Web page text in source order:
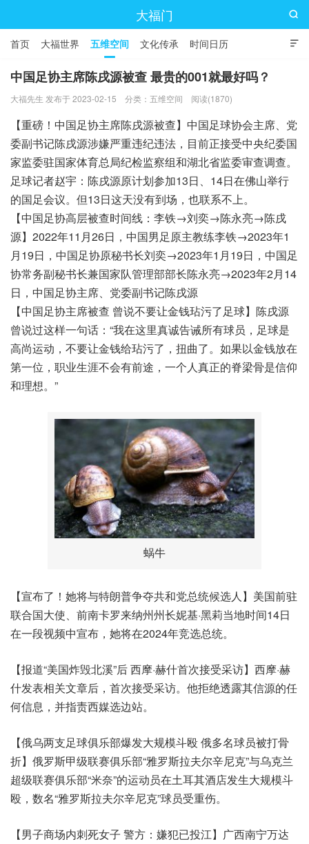
大福门

首页 大福世界 五维空间 文化传承 时间日历

中国足协主席陈戌源被查 最贵的001就最好吗？
大福先生 发布于 2023-02-15 分类： 五维空间 阅读(1870)
【重磅！中国足协主席陈戌源被查】中国足球协会主席、党
委副书记陈戌源涉嫌严重违纪违法，目前正接受中央纪委国
家监委驻国家体育总局纪检监察组和湖北省监委审查调查。
足球记者赵宇：陈戌源原计划参加13日、14日在佛山举行
的国足会议。但13日这天没有到场，也联系不上。
【中国足协高层被查时间线：李铁→刘奕→陈永亮→陈戌
源】2022年11月26日，中国男足原主教练李铁→2023年1
月19日，中国足协原秘书长刘奕→2023年1月19日，中国足
协常务副秘书长兼国家队管理部部长陈永亮→2023年2月14
日，中国足协主席、党委副书记陈戌源
【中国足协主席被查 曾说不要让金钱玷污了足球】陈戌源
曾说过这样一句话：“我在这里真诚告诫所有球员，足球是
高尚运动，不要让金钱给玷污了，扭曲了。如果以金钱放在
第一位，职业生涯不会有前途，一个人真正的脊梁骨是信仰
和理想。”
蜗牛
【宣布了！她将与特朗普争夺共和党总统候选人】美国前驻
联合国大使、前南卡罗来纳州州长妮基·黑莉当地时间14日
在一段视频中宣布，她将在2024年竞选总统。
【报道“美国炸毁北溪”后 西摩·赫什首次接受采访】西摩·赫
什发表相关文章后，首次接受采访。他拒绝透露其信源的任
何信息，并指责西媒选边站。
【俄乌两支足球俱乐部爆发大规模斗殴 俄多名球员被打骨
折】俄罗斯甲级联赛俱乐部“雅罗斯拉夫尔辛尼克”与乌克兰
超级联赛俱乐部“米奈”的运动员在土耳其酒店发生大规模斗
殴，数名“雅罗斯拉夫尔辛尼克”球员受重伤。
【男子商场内刺死女子 警方：嫌犯已投江】广西南宁万达